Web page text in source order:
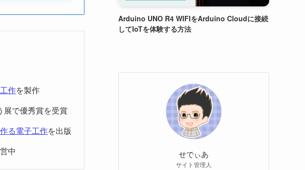
作を製作
展で優秀賞を受賞
る電子工作を出版
中
Arduino UNO R4 WIFIをArduino Cloudに接続
してIoTを体験する方法
せでぃあ
サイト管理人